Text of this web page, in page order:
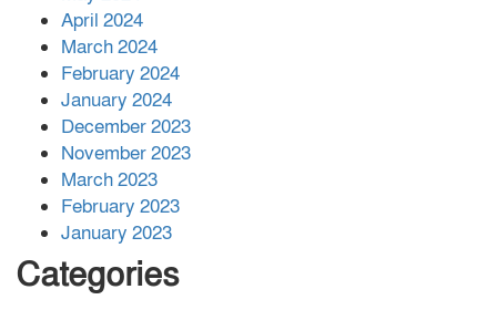
April 2024
March 2024
February 2024
January 2024
December 2023
November 2023
March 2023
February 2023
January 2023
Categories